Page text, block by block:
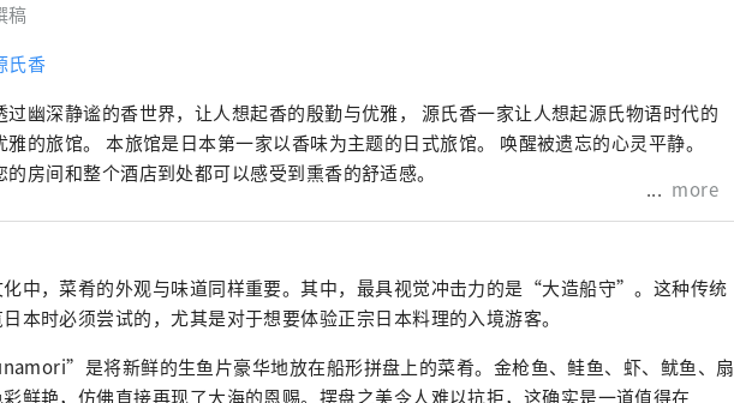
稿
氏香
过幽深静谧的香世界，让人想起香的殷勤与优雅， 源氏香一家让人想起源氏物语时代的
雅的旅馆。 本旅馆是日本第一家以香味为主题的日式旅馆。 唤醒被遗忘的心灵平静。
的房间和整个酒店到处都可以感受到熏香的舒适感。
more
中，菜肴的外观与味道同样重要。其中，最具视觉冲击力的是“大造船守”。这种传统
本时必须尝试的，尤其是对于想要体验正宗日本料理的入境游客。
是将新鲜的生鱼片豪华地放在船形拼盘上的菜肴。金枪鱼、鲑鱼、虾、鱿鱼、扇
鲜艳，仿佛直接再现了大海的恩赐。摆盘之美令人难以抗拒，这确实是一道值得在